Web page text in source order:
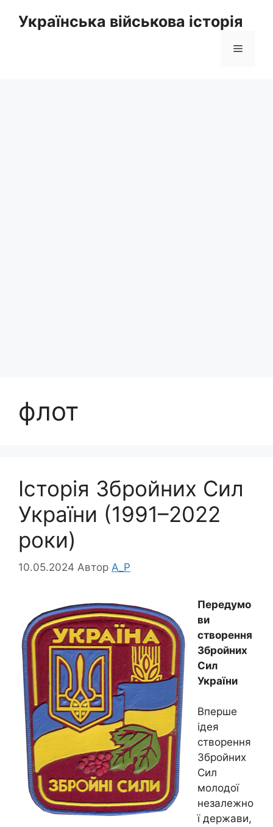
Українська військова історія
Меню
флот
Історія Збройних Сил
України (1991–2022
роки)
10.05.2024 Автор A_P
Передумо
ви
створення
Збройних
Сил
України
Вперше
ідея
створення
Збройних
Сил
молодої
незалежно
ї держави,